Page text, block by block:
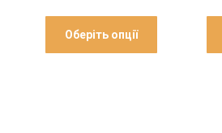
Оберіть опції